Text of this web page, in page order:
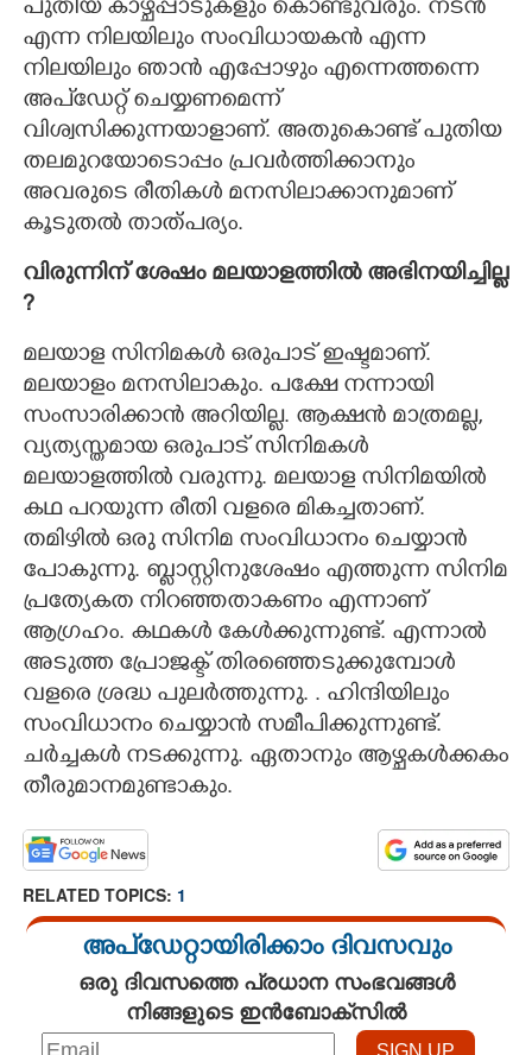
പുതിയ കാഴ്ചപ്പാടുകളും കൊണ്ടുവരും. നടൻ
എന്ന നിലയിലും സംവിധായകൻ എന്ന
നിലയിലും ഞാൻ എപ്പോഴും എന്നെത്തന്നെ
അപ്ഡേറ്റ് ചെയ്യണമെന്ന്
വിശ്വസിക്കുന്നയാളാണ്. അതുകൊണ്ട് പുതിയ
തലമുറയോടൊപ്പം പ്രവർത്തിക്കാനും
അവരുടെ രീതികൾ മനസിലാക്കാനുമാണ്
കൂടുതൽ താത്പര്യം.
വിരുന്നിന് ശേഷം മലയാളത്തിൽ അഭിനയിച്ചില്ല
?
മലയാള സിനിമകൾ ഒരുപാട് ഇഷ്ടമാണ്.
മലയാളം മനസിലാകും. പക്ഷേ നന്നായി
സംസാരിക്കാൻ അറിയില്ല. ആക്ഷൻ മാത്രമല്ല,
വ്യത്യസ്തമായ ഒരുപാട് സിനിമകൾ
മലയാളത്തിൽ വരുന്നു. മലയാള സിനിമയിൽ
കഥ പറയുന്ന രീതി വളരെ മികച്ചതാണ്.
തമിഴിൽ ഒരു സിനിമ സംവിധാനം ചെയ്യാൻ
പോകുന്നു. ബ്ലാസ്റ്റിനുശേഷം എത്തുന്ന സിനിമ
പ്രത്യേകത നിറഞ്ഞതാകണം എന്നാണ്
ആഗ്രഹം. കഥകൾ കേൾക്കുന്നുണ്ട്. എന്നാൽ
അടുത്ത പ്രോജക്ട് തിരഞ്ഞെടുക്കുമ്പോൾ
വളരെ ശ്രദ്ധ പുലർത്തുന്നു. . ഹിന്ദിയിലും
സംവിധാനം ചെയ്യാൻ സമീപിക്കുന്നുണ്ട്.
ചർച്ചകൾ നടക്കുന്നു. ഏതാനും ആഴ്ചകൾക്കകം
തീരുമാനമുണ്ടാകും.
RELATED TOPICS: 1
അപ്ഡേറ്റായിരിക്കാം ദിവസവും
ഒരു ദിവസത്തെ പ്രധാന സംഭവങ്ങൾ
നിങ്ങളുടെ ഇൻബോക്സിൽ
Share this link
Copy Link